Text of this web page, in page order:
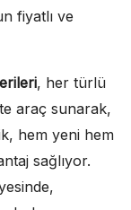
fiyatlı ve
, her türlü
araç sunarak,
hem yeni hem
sağlıyor.